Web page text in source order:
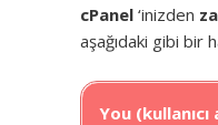
cPanel ‘inizden
aşağıdaki gibi bir
You